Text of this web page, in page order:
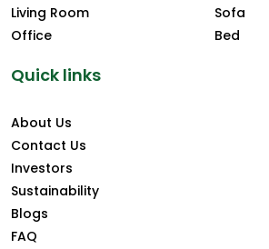
Living Room
Office
Sofa
Bed
Quick links
About Us
Contact Us
Investors
Sustainability
Blogs
FAQ